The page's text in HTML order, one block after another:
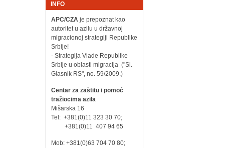
INFO
APC/CZAje prepoznat kao
autoritet u azilu u državnoj
migracionoj strategiji Republike
Srbije!
- Strategija Vlade Republike
Srbije u oblasti migracija ("Sl.
Glasnik RS", no. 59/2009.)
Centar za zaštitu i pomoć
tražiocima azila
Mišarska 16
Tel: +381(0)11 323 30 70;
+381(0)11 407 94 65
Mob: +381(0)63 704 70 80;